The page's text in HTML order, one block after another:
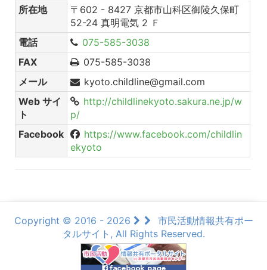
所在地
〒602 - 8427 京都市山科区御陵久保町
52-24 真明電気 2 Ｆ
電話
075-585-3038
FAX
075-585-3038
メール
kyoto.childline@gmail.com
Web サイ
ト
http://childlinekyoto.sakura.ne.jp/w
p/
Facebook
https://www.facebook.com/childlin
ekyoto
Copyright © 2016 - 2026
市民活動情報共有ポー
タルサイト, All Rights Reserved.